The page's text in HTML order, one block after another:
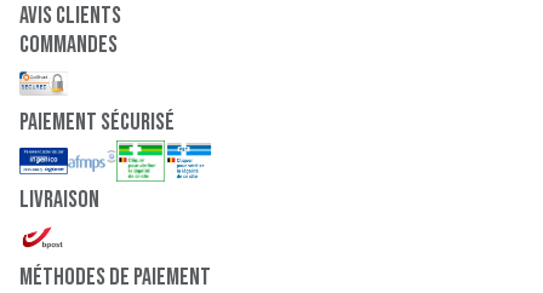
Avis clients
Commandes
paiement sécurisé
Livraison
Méthodes de paiement